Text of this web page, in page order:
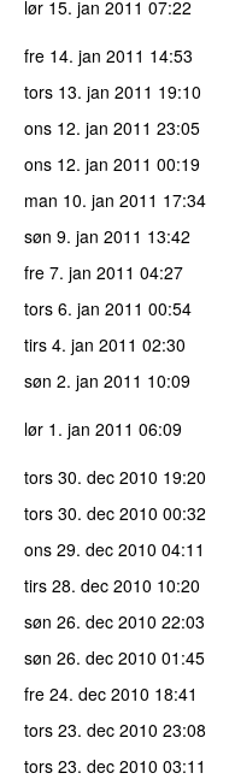
lør 15. jan 2011 07:22
fre 14. jan 2011 14:53
tors 13. jan 2011 19:10
ons 12. jan 2011 23:05
ons 12. jan 2011 00:19
man 10. jan 2011 17:34
søn 9. jan 2011 13:42
fre 7. jan 2011 04:27
tors 6. jan 2011 00:54
tirs 4. jan 2011 02:30
søn 2. jan 2011 10:09
lør 1. jan 2011 06:09
tors 30. dec 2010 19:20
tors 30. dec 2010 00:32
ons 29. dec 2010 04:11
tirs 28. dec 2010 10:20
søn 26. dec 2010 22:03
søn 26. dec 2010 01:45
fre 24. dec 2010 18:41
tors 23. dec 2010 23:08
tors 23. dec 2010 03:11